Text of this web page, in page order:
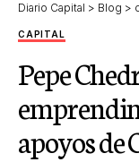
Diario Capital > Blog >
CAPITAL
Pepe
apoyos